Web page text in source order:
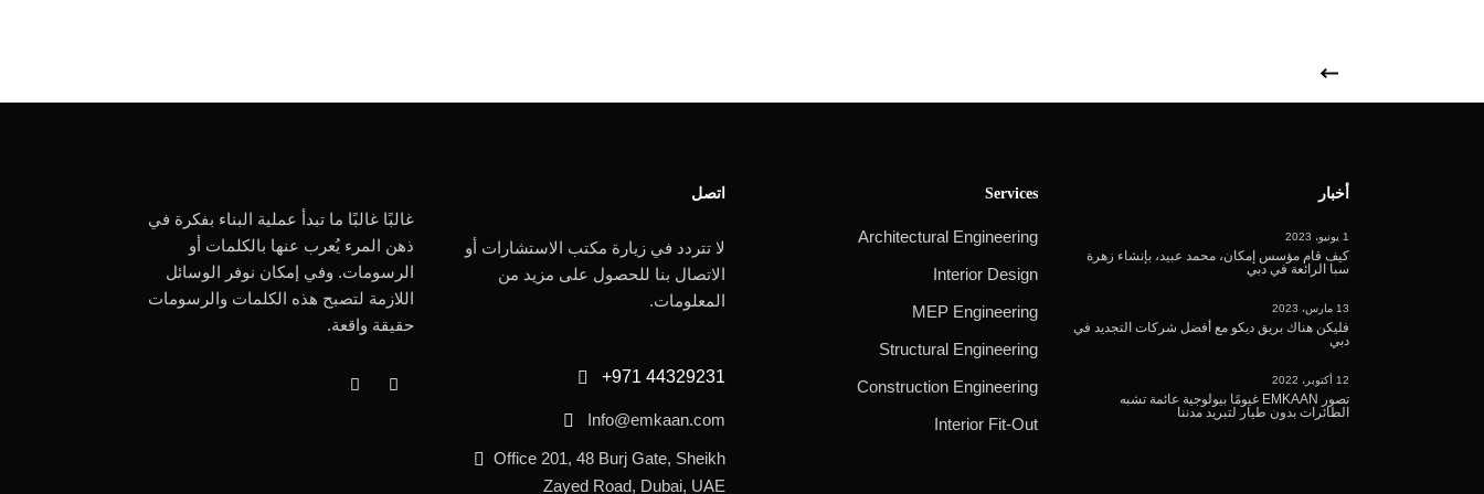
غالبًا غالبًا ما تبدأ عملية البناء بفكرة في
ذهن المرء يُعرب عنها بالكلمات أو
الرسومات. وفي إمكان نوفر الوسائل
اللازمة لتصبح هذه الكلمات والرسومات
حقيقة واقعة.
اتصل
لا تتردد في زيارة مكتب الاستشارات أو
الاتصال بنا للحصول على مزيد من
المعلومات.
+971 44329231
Info@emkaan.com
Office 201, 48 Burj Gate, Sheikh
Zayed Road, Dubai, UAE
Services
Architectural Engineering
Interior Design
MEP Engineering
Structural Engineering
Construction Engineering
Interior Fit-Out
أخبار
1 يونيو، 2023
كيف قام مؤسس إمكان، محمد عبيد، بإنشاء زهرة
سبا الرائعة في دبي
13 مارس، 2023
فليكن هناك بريق ديكو مع أفضل شركات التجديد في
دبي
12 أكتوبر، 2022
تصور EMKAAN غيومًا بيولوجية عائمة تشبه
الطائرات بدون طيار لتبريد مدننا